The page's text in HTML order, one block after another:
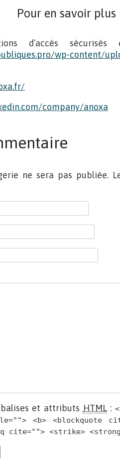
Pour en savoir plus
d’accès sécurisés
wp-content/
company/anoxa
ne sera pas publiée.
et attributs HTML:
<b> <blockquote
cite=""> <strike>